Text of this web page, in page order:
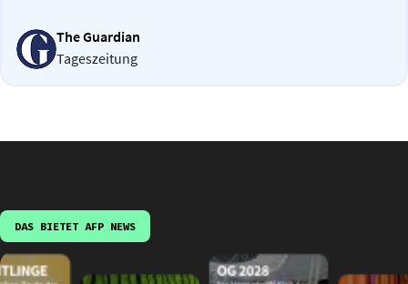
The Guardian
Tageszeitung
DAS BIETET AFP NEWS